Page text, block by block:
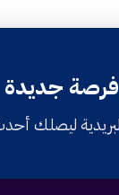
فرصة جديدة
ليصلك